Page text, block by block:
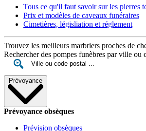
Tous ce qu'il faut savoir sur les pierres
Prix et modèles de caveaux funéraires
Cimetières, législiation et réglement
Trouvez les meilleurs marbriers proches de
Rechercher des pompes funèbres par ville ou
Prévoyance
Prévoyance obsèques
Prévision obsèques